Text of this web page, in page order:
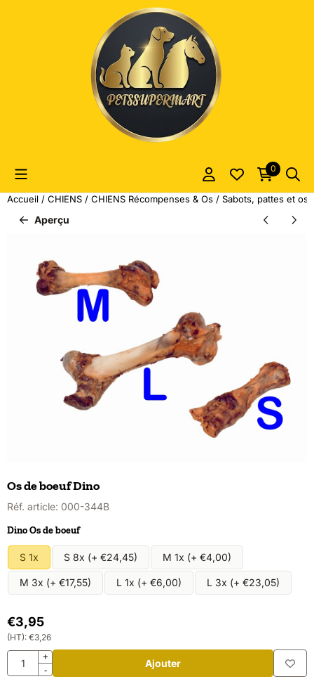
Les préférences de cookies sont actuellement fermées.
0
Accueil / CHIENS / CHIENS Récompenses & Os / Sabots, pattes et os
Aperçu
Os de boeuf Dino
Réf. article: 000-344B
Faire un choix pour
Dino Os de boeuf
S 1x S 8x (+ €24,45) M 1x (+ €4,00)
M 3x (+ €17,55) L 1x (+ €6,00) L 3x (+ €23,05)
€3,95
(HT): €3,26
Quantité+
-
Ajouter